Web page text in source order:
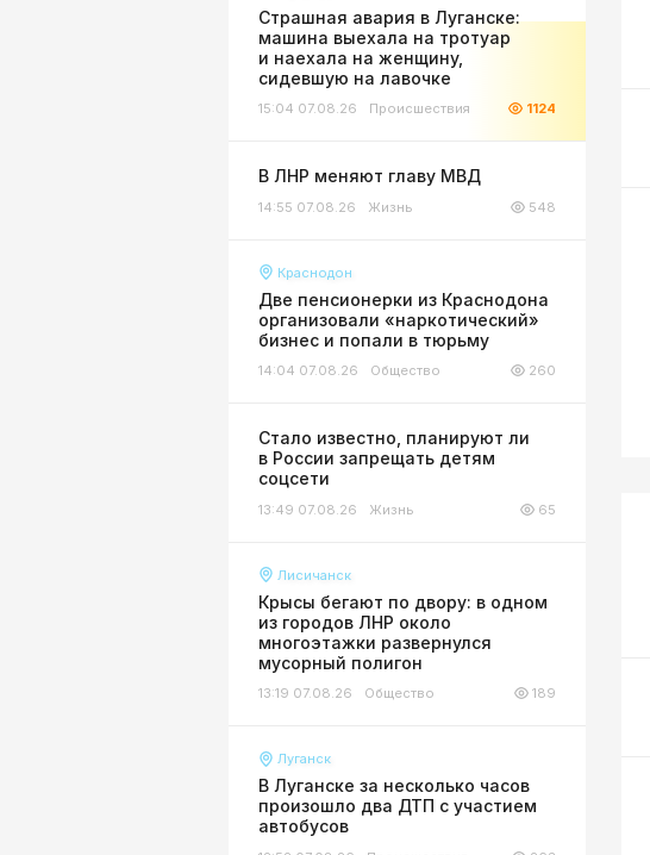
Страшная авария в Луганске:
машина выехала на тротуар
и наехала на женщину,
сидевшую на лавочке
15:04 07.08.26 Происшествия 1124
В ЛНР меняют главу МВД
14:55 07.08.26 Жизнь 548
Краснодон
Две пенсионерки из Краснодона
организовали «наркотический»
бизнес и попали в тюрьму
14:04 07.08.26 Общество 260
Стало известно, планируют ли
в России запрещать детям
соцсети
13:49 07.08.26 Жизнь 65
Лисичанск
Крысы бегают по двору: в одном
из городов ЛНР около
многоэтажки развернулся
мусорный полигон
13:19 07.08.26 Общество 189
Луганск
В Луганске за несколько часов
произошло два ДТП с участием
автобусов